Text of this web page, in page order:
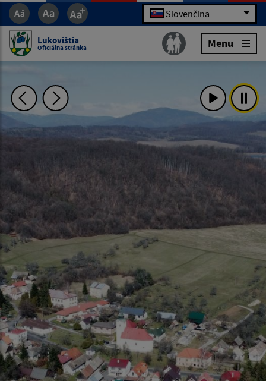
Slovenčina
Lukovištia
Oficiálna stránka Menu